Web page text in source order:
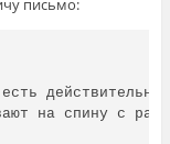
письмо:
на спину с